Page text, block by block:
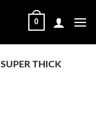
0
SUPER THICK